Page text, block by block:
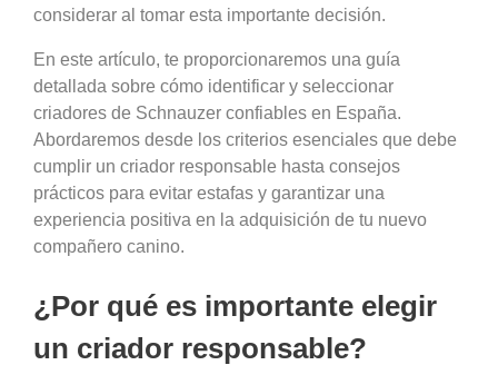
considerar al tomar esta importante decisión.
En este artículo, te proporcionaremos una guía
detallada sobre cómo identificar y seleccionar
criadores de Schnauzer confiables en España.
Abordaremos desde los criterios esenciales que debe
cumplir un criador responsable hasta consejos
prácticos para evitar estafas y garantizar una
experiencia positiva en la adquisición de tu nuevo
compañero canino.
¿Por qué es importante elegir
un criador responsable?